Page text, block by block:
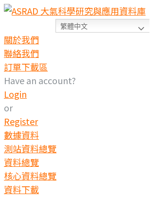
繁體中文
關於我們
聯絡我們
訂單下載區
Have an account?
Login
or
Register
數據資料
測站資料總覽
資料總覽
核心資料總覽
資料下載